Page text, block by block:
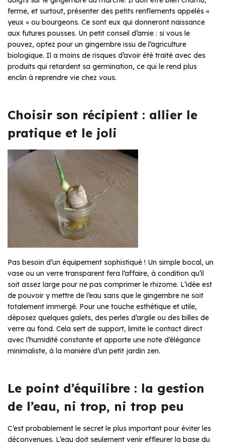
ferme, et surtout, présenter des petits renflements appelés «
yeux » ou bourgeons. Ce sont eux qui donneront naissance
aux futures pousses. Un petit conseil d’amie : si vous le
pouvez, optez pour un gingembre issu de l’agriculture
biologique. Il a moins de risques d’avoir été traité avec des
produits qui retardent sa germination, ce qui le rend plus
enclin à reprendre vie chez vous.
Choisir son récipient : allier le
pratique et le joli
Pas besoin d’un équipement sophistiqué ! Un simple bocal, un
vase ou un verre transparent fera l’affaire, à condition qu’il
soit assez large pour ne pas comprimer le rhizome. L’idée est
de pouvoir y mettre de l’eau sans que le gingembre ne soit
totalement immergé. Pour une touche esthétique et utile,
déposez quelques galets, des perles d’argile ou des billes de
verre au fond. Cela sert de support, limite le contact direct
avec l’humidité constante et apporte une note d’élégance
minimaliste, à la manière d’un petit jardin zen.
Le point d’équilibre : la gestion
de l’eau, ni trop, ni trop peu
C’est probablement le secret le plus important pour éviter les
déconvenues. L’eau doit seulement venir effleurer la base du